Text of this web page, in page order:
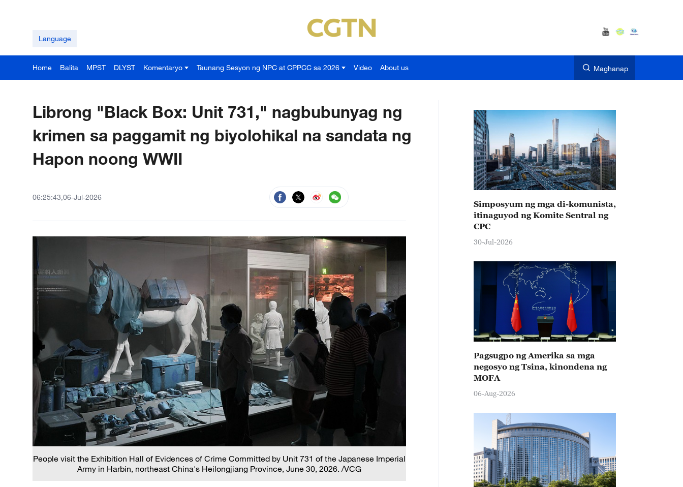
Language
Home Balita MPST DLYST Komentaryo Taunang Sesyon ng NPC at CPPCC sa 2026 Video About us Maghanap
Librong "Black Box: Unit 731," nagbubunyag ng
krimen sa paggamit ng biyolohikal na sandata ng
Hapon noong WWII
06:25:43,06-Jul-2026
People visit the Exhibition Hall of Evidences of Crime Committed by Unit 731 of the Japanese Imperial
Army in Harbin, northeast China's Heilongjiang Province, June 30, 2026. /VCG
Simposyum ng mga di-komunista,
itinaguyod ng Komite Sentral ng
CPC
30-Jul-2026
Pagsugpo ng Amerika sa mga
negosyo ng Tsina, kinondena ng
MOFA
06-Aug-2026